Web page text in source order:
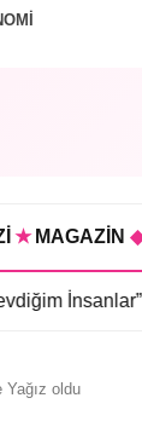
★ MAGAZİN
filmine
Yağız oldu